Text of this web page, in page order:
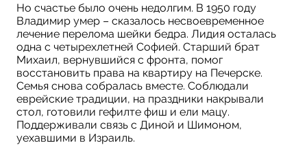
Но счастье было очень недолгим. В 1950 году
Владимир умер – сказалось несвоевременное
лечение перелома шейки бедра. Лидия осталась
одна с четырехлетней Софией. Старший брат
Михаил, вернувшийся с фронта, помог
восстановить права на квартиру на Печерске.
Семья снова собралась вместе. Соблюдали
еврейские традиции, на праздники накрывали
стол, готовили гефилте фиш и ели мацу.
Поддерживали связь с Диной и Шимоном,
уехавшими в Израиль.